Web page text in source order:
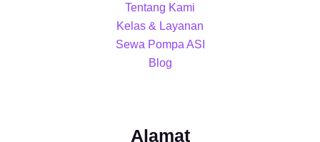
Tentang Kami
Kelas & Layanan
Sewa Pompa ASI
Blog
Alamat